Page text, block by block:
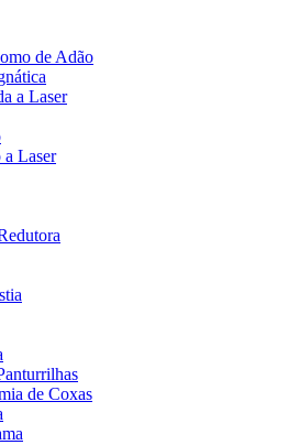
de Adão
a Laser
a Laser
de Coxas